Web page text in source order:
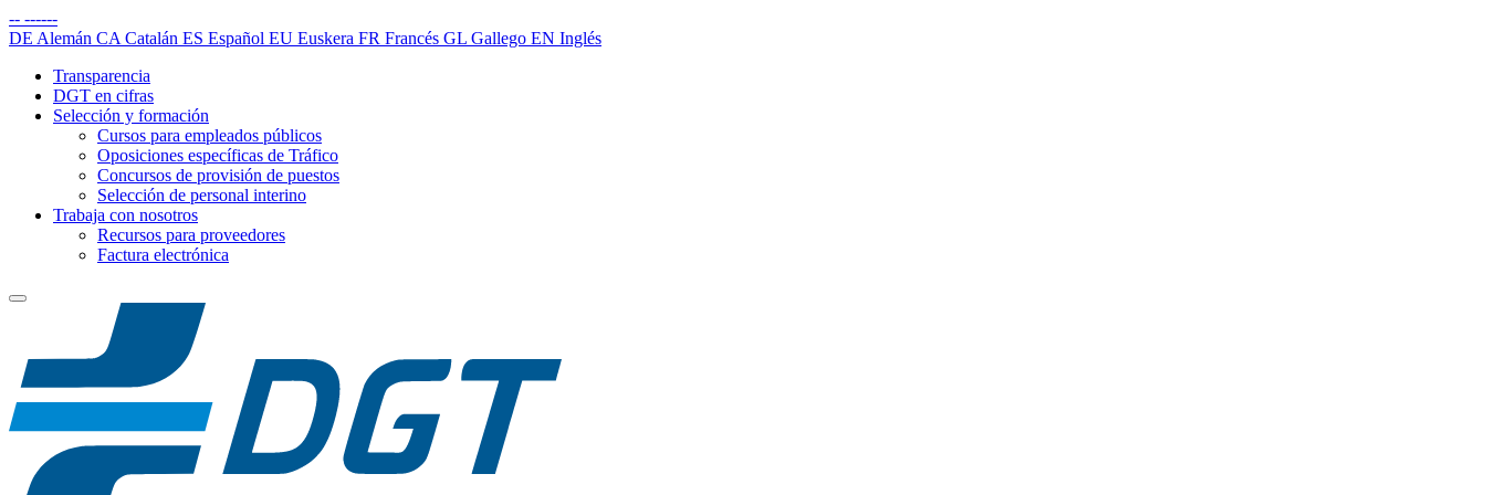
-- ------
DE Alemán CA Catalán ES Español EU Euskera FR Francés GL Gallego EN Inglés
Transparencia
DGT en cifras
Selección y formación
Cursos para empleados públicos
Oposiciones específicas de Tráfico
Concursos de provisión de puestos
Selección de personal interino
Trabaja con nosotros
Recursos para proveedores
Factura electrónica